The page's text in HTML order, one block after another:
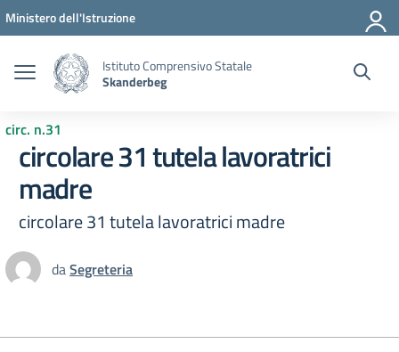
Vai ai contenuti
Vai al menu di navigazione
Vai al footer
Ministero dell'Istruzione
Istituto Comprensivo Statale
Skanderbeg
circ. n.31
circolare 31 tutela lavoratrici
madre
circolare 31 tutela lavoratrici madre
daSegreteria